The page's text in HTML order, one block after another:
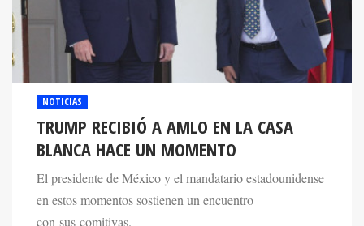
TRUMP RECIBIÓ A AMLO EN LA CASA
BLANCA HACE UN MOMENTO
El presidente de México y el mandatario estadounidense
en estos momentos sostienen un encuentro
con sus comitivas.